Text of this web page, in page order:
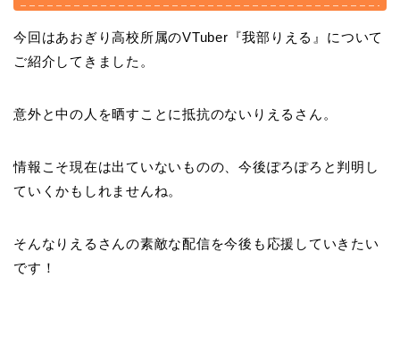
今回はあおぎり高校所属のVTuber『我部りえる』について
ご紹介してきました。
意外と中の人を晒すことに抵抗のないりえるさん。
情報こそ現在は出ていないものの、今後ぽろぽろと判明し
ていくかもしれませんね。
そんなりえるさんの素敵な配信を今後も応援していきたい
です！